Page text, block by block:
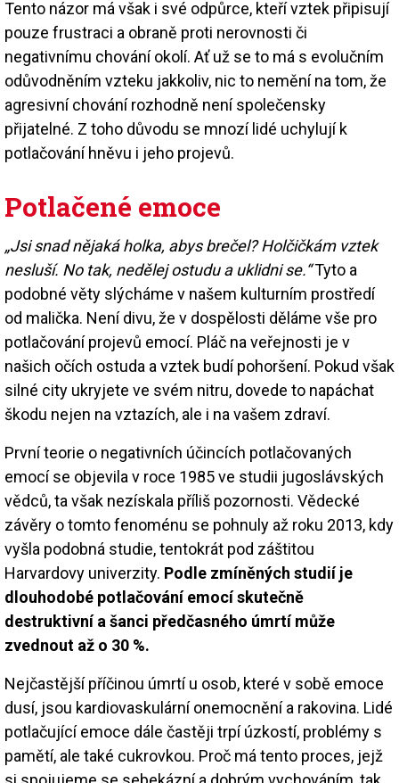
Tento názor má však i své odpůrce, kteří vztek připisují
pouze frustraci a obraně proti nerovnosti či
negativnímu chování okolí. Ať už se to má s evolučním
odůvodněním vzteku jakkoliv, nic to nemění na tom, že
agresivní chování rozhodně není společensky
přijatelné. Z toho důvodu se mnozí lidé uchylují k
potlačování hněvu i jeho projevů.
Potlačené emoce
„Jsi snad nějaká holka, abys brečel? Holčičkám vztek
nesluší. No tak, nedělej ostudu a uklidni se.“Tyto a
podobné věty slýcháme v našem kulturním prostředí
od malička. Není divu, že v dospělosti děláme vše pro
potlačování projevů emocí. Pláč na veřejnosti je v
našich očích ostuda a vztek budí pohoršení. Pokud však
silné city ukryjete ve svém nitru, dovede to napáchat
škodu nejen na vztazích, ale i na vašem zdraví.
První teorie o negativních účincích potlačovaných
emocí se objevila v roce 1985 ve studii jugoslávských
vědců, ta však nezískala příliš pozornosti. Vědecké
závěry o tomto fenoménu se pohnuly až roku 2013, kdy
vyšla podobná studie, tentokrát pod záštitou
Harvardovy univerzity. Podle zmíněných studií je
dlouhodobé potlačování emocí skutečně
destruktivní a šanci předčasného úmrtí může
zvednout až o 30 %.
Nejčastější příčinou úmrtí u osob, které v sobě emoce
dusí, jsou kardiovaskulární onemocnění a rakovina. Lidé
potlačující emoce dále častěji trpí úzkostí, problémy s
pamětí, ale také cukrovkou. Proč má tento proces, jejž